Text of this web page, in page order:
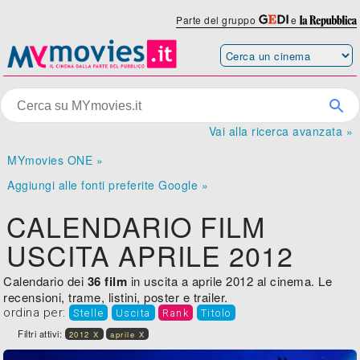
Parte del gruppo e
Vai alla ricerca avanzata »
MYmovies ONE »
Aggiungi alle fonti preferite Google »
CALENDARIO FILM
USCITA APRILE 2012
Calendario dei 36 film in uscita a aprile 2012 al cinema. Le
recensioni, trame, listini, poster e trailer.
ordina per: Stelle Uscita Rank Titolo
Filtri attivi: 2012 X aprile X